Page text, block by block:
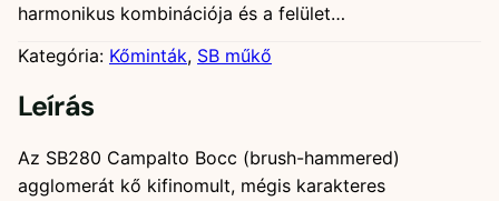
harmonikus kombinációja és a felület…
Kategória: Kőminták, SB műkő
Leírás
Az SB280 Campalto Bocc (brush-hammered)
agglomerát kő kifinomult, mégis karakteres